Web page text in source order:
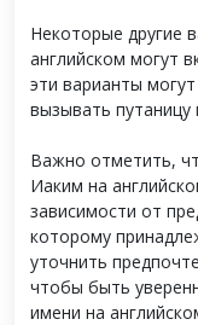
Некоторые другие
английском могут
эти варианты
вызывать
Важно отметить,
Иаким на
зависимости от
которому
уточнить
чтобы быть
имени на